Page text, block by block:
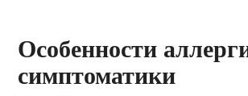
Особенности
симптоматики